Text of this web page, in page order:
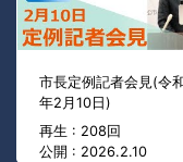
市長定例記者会見(令
年2月10日)
再生 : 208回
公開 : 2026.2.10